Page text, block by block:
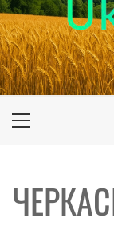
ПОДОРОЖI
Primary